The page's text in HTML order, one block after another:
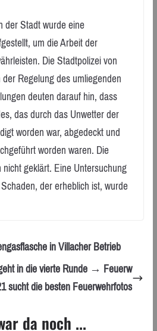
der Stadt wurde eine
um die Arbeit der
Die Stadtpolizei von
Regelung des umliegenden
deuten darauf hin, dass
das durch das Unwetter der
worden war, abgedeckt und
worden waren. Die
geklärt. Eine Untersuchung
der erheblich ist, wurde
in Villacher Betrieb
in die vierte Runde → Feuerw
sucht die besten Feuerwehrfotos
da noch ...